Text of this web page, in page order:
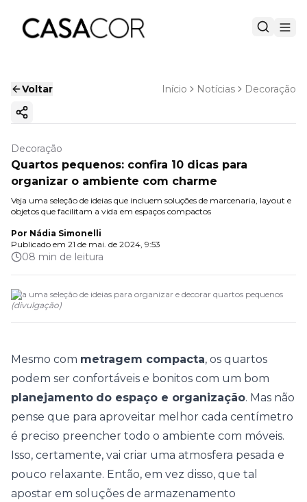
Voltar Início Notícias Decoração
Copiar link
Decoração
Quartos pequenos: confira 10 dicas para
organizar o ambiente com charme
Veja uma seleção de ideias que incluem soluções de marcenaria, layout e
objetos que facilitam a vida em espaços compactos
Por Nádia Simonelli
Publicado em 21 de mai. de 2024, 9:53
08 min de leitura
Veja uma seleção de ideias para organizar e decorar quartos pequenos
(divulgação)
Mesmo com metragem compacta, os quartos
podem ser confortáveis e bonitos com um bom
planejamento do espaço e organização. Mas não
pense que para aproveitar melhor cada centímetro
é preciso preencher todo o ambiente com móveis.
Isso, certamente, vai criar uma atmosfera pesada e
pouco relaxante. Então, em vez disso, que tal
apostar em soluções de armazenamento